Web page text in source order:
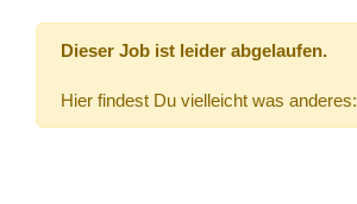
Dieser Job ist leider abgelaufen.
Hier findest Du vielleicht was anderes: